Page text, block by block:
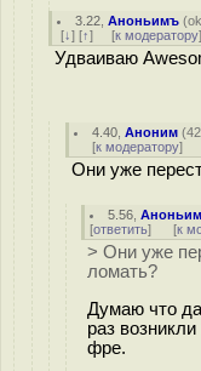
3.22 ,Аноньимъ (
[↓] [↑] [к модератору]
Удваиваю
4.40 ,Аноним (42
[к модератору]
Они уже
5.56 ,
[ответить] [к
> Они уже
ломать?
Думаю что
раз
фре.